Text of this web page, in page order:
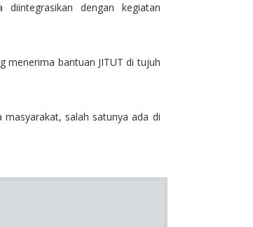
dengan kegiatan
menerima bantuan JITUT di tujuh
masyarakat, salah satunya ada di